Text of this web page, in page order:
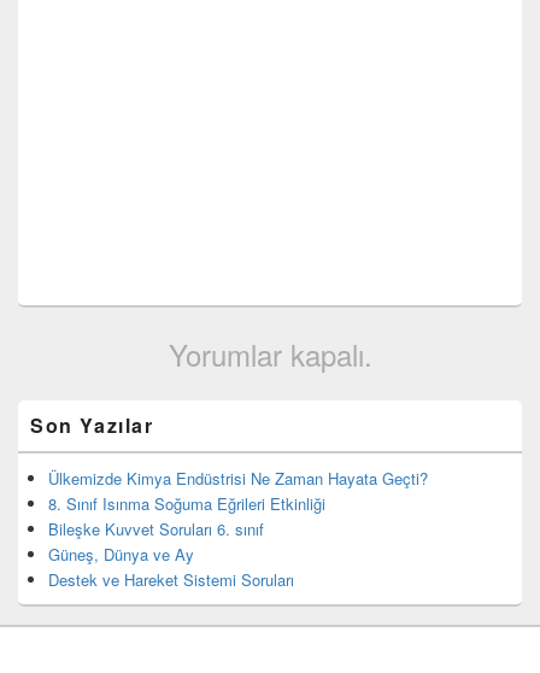
Yorumlar kapalı.
yan
bar
eklenti
bölgesi
Son Yazılar
Ülkemizde Kimya Endüstrisi Ne Zaman Hayata Geçti?
8. Sınıf Isınma Soğuma Eğrileri Etkinliği
Bileşke Kuvvet Soruları 6. sınıf
Güneş, Dünya ve Ay
Destek ve Hareket Sistemi Soruları